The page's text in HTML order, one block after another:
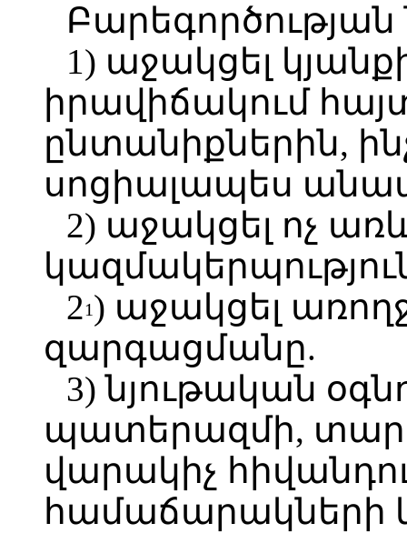
1) աջակցել
իրավիճակում
ընտանիքներին,
սոցիալապես
2) աջակցել ոչ
21) աջակցել
զարգացմանը.
3) նյութական
պատերազմի,
վարակիչ
համաճարակների